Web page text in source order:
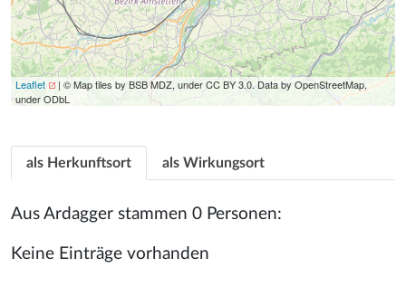
Leaflet
| © Map tiles by BSB MDZ, under CC BY 3.0. Data by OpenStreetMap,
under ODbL
als Herkunftsort als Wirkungsort
Aus Ardagger stammen 0 Personen:
Keine Einträge vorhanden